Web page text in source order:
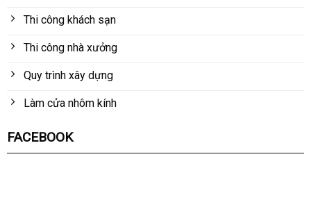
Thi công khách sạn
Thi công nhà xưởng
Quy trình xây dựng
Làm cửa nhôm kính
FACEBOOK